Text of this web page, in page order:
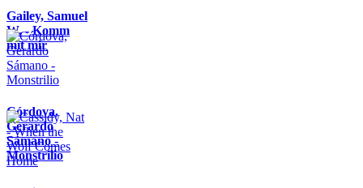
Gailey, Samuel
W. - Komm
mit mir
Córdova,
Gerardo
Sámano -
Monstrilio